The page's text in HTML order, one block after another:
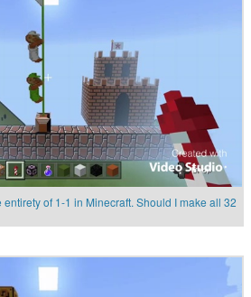
entirety of 1-1 in Minecraft. Should I make all 32